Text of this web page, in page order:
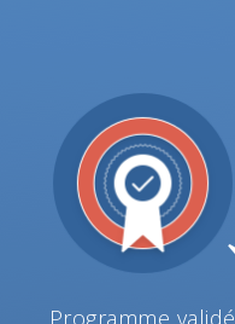
Programme validé